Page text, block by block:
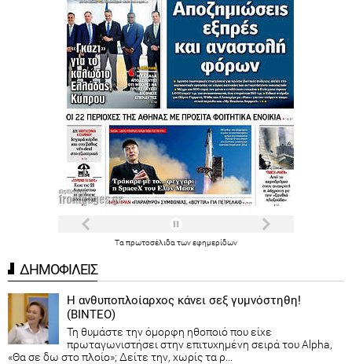
Τα πρωτοσέλιδα τωνεφημερίδων
ΔΗΜΟΦΙΛΕΙΣ
Η ανθυποπλοίαρχος κάνει σεξ γυμνόστηθη!
(ΒΙΝΤΕΟ)
Τη θυμάστε την όμορφη ηθοποιό που είχε
πρωταγωνιστήσει στην επιτυχημένη σειρά του Alpha,
«Θα σε δω στο πλοίο»; Δείτε την, χωρίς τα ρ...